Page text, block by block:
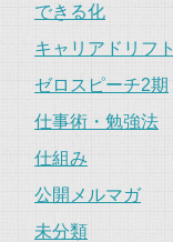
できる化
キャリアドリフト
ゼロスピーチ2期
仕事術・勉強法
仕組み
公開メルマガ
未分類